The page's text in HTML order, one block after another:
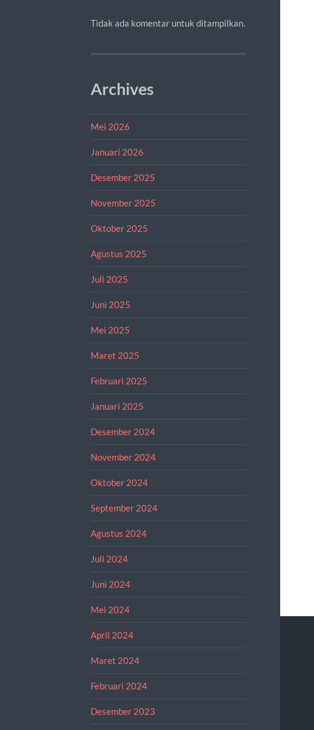
Tidak ada komentar untuk ditampilkan.
Archives
Mei 2026
Januari 2026
Desember 2025
November 2025
Oktober 2025
Agustus 2025
Juli 2025
Juni 2025
Mei 2025
Maret 2025
Februari 2025
Januari 2025
Desember 2024
November 2024
Oktober 2024
September 2024
Agustus 2024
Juli 2024
Juni 2024
Mei 2024
April 2024
Maret 2024
Februari 2024
Desember 2023